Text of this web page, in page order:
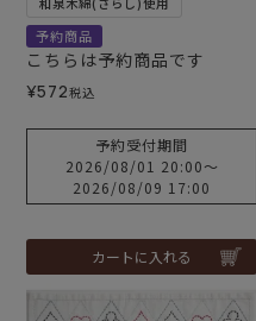
予約商品
こちらは予約商品です
¥572税込
予約受付期間
2026/08/01 20:00〜
2026/08/09 17:00
カートに入れる